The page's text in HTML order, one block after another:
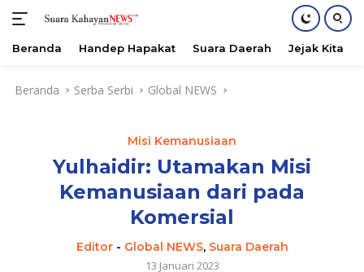
Beranda Handep Hapakat Suara Daerah Jejak Kita
Beranda Serba Serbi Global NEWS
Misi Kemanusiaan
Yulhaidir: Utamakan Misi
Kemanusiaan dari pada
Komersial
Editor- Global NEWS, Suara Daerah
13 Januari 2023